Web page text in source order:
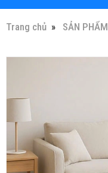
Trang chủ SẢN PHẨM